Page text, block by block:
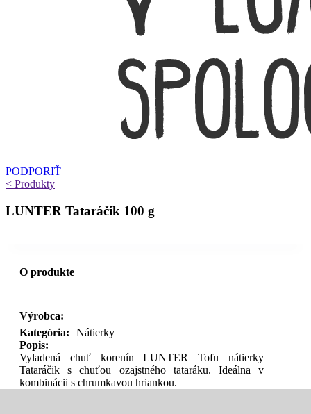
PODPORIŤ
< Produkty
LUNTER Tataráčik 100 g
O produkte
Výrobca:
Kategória:
Nátierky
Popis:
Vyladená chuť korenín LUNTER Tofu nátierky
Tataráčik s chuťou ozajstného tataráku. Ideálna v
kombinácii s chrumkavou hriankou.